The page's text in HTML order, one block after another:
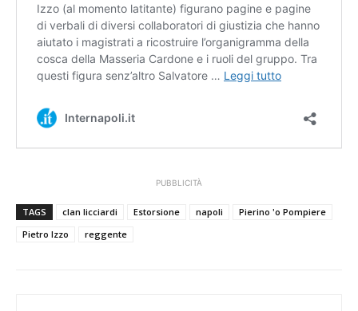
PUBBLICITÀ
TAGS clan licciardi Estorsione napoli
Pierino 'o Pompiere
Pietro Izzo
reggente